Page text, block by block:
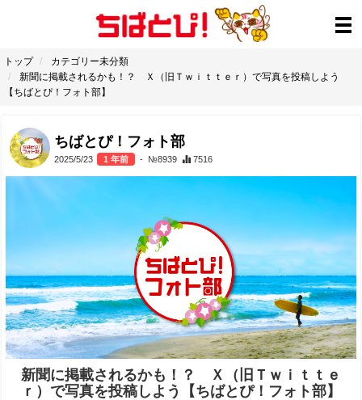
トップ
カテゴリー未分類
新聞に掲載されるかも！？ Ｘ（旧Ｔｗｉｔｔｅｒ）で写真を投稿しよう
【ちばとぴ！フォト部】
ちばとぴ！フォト部
2025/5/23 1 年前 - №8939 7516
新聞に掲載されるかも！？ Ｘ（旧Ｔｗｉｔｔｅ
ｒ）で写真を投稿しよう【ちばとぴ！フォト部】